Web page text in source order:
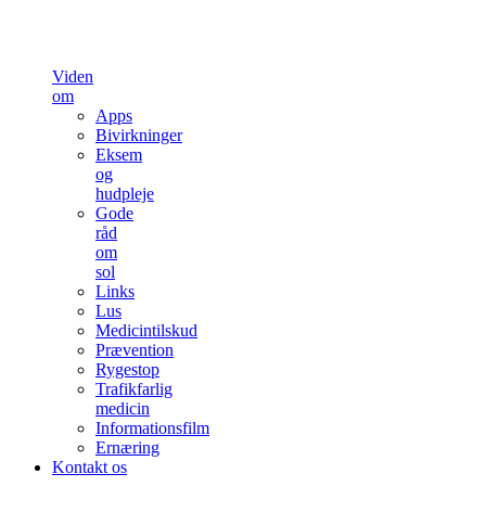
Viden
om
Apps
Bivirkninger
Eksem
og
hudpleje
Gode
råd
om
sol
Links
Lus
Medicintilskud
Prævention
Rygestop
Trafikfarlig
medicin
Informationsfilm
Ernæring
Kontakt os